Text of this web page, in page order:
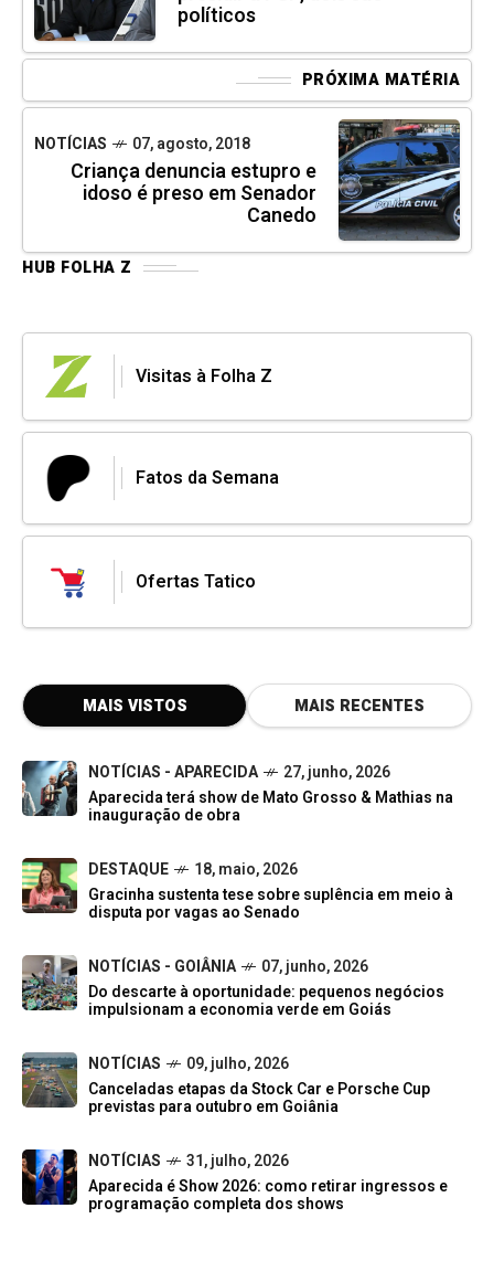
políticos
PRÓXIMA MATÉRIA
NOTÍCIAS 07, agosto, 2018
Criança denuncia estupro e
idoso é preso em Senador
Canedo
HUB FOLHA Z
Visitas à Folha Z
Fatos da Semana
Ofertas Tatico
MAIS VISTOS MAIS RECENTES
NOTÍCIAS - APARECIDA
27, junho, 2026
Aparecida terá show de Mato Grosso & Mathias na
inauguração de obra
DESTAQUE
18, maio, 2026
Gracinha sustenta tese sobre suplência em meio à
disputa por vagas ao Senado
NOTÍCIAS - GOIÂNIA
07, junho, 2026
Do descarte à oportunidade: pequenos negócios
impulsionam a economia verde em Goiás
NOTÍCIAS
09, julho, 2026
Canceladas etapas da Stock Car e Porsche Cup
previstas para outubro em Goiânia
NOTÍCIAS
31, julho, 2026
Aparecida é Show 2026: como retirar ingressos e
programação completa dos shows